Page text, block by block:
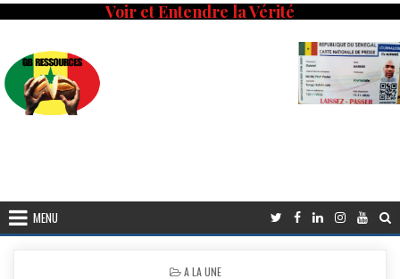
Voir et Entendre la Vérité
MENU
POSTED
A LA UNE